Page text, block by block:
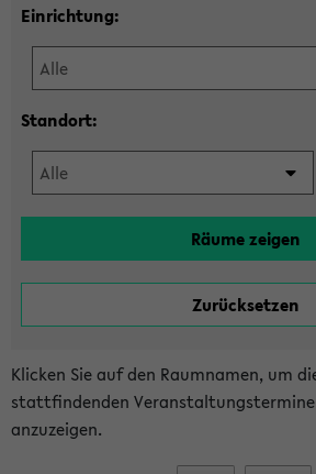
Einrichtung:
Standort:
Klicken Sie auf den Raumnamen, um
stattfindenden
anzuzeigen.